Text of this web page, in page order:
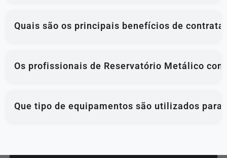
Quais são os principais benefícios de
Os profissionais de Reservatório Metálico
Que tipo de equipamentos são utilizados